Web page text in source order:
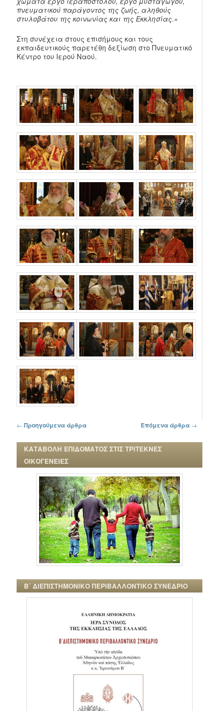
πνευματικού παράγοντος της ζωής, αληθούς
στυλοβάτου της κοινωνίας και της Εκκλησίας.»
Στη συνέχεια στους επισήμους και τους
εκπαιδευτικούς παρετέθη δεξίωση στο Πνευματικό
Κέντρο του Ιερού Ναού.
Πλοήγηση στα άρθρα
← Προηγούμενα άρθρα Επόμενα άρθρα →
ΚΑΤΑΒΟΛΗ ΕΠΙΔΟΜΑΤΟΣ ΣΤΙΣ ΤΡΙΤΕΚΝΕΣ
ΟΙΚΟΓΕΝΕΙΕΣ
Β΄ ΔΙΕΠΙΣΤΗΜΟΝΙΚΟ ΠΕΡΙΒΑΛΛΟΝΤΙΚΟ ΣΥΝΕΔΡΙΟ